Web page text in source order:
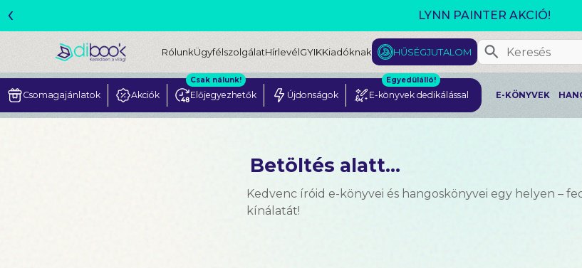
MEGJELENT! L. J. SHEN: LEGVADABB
‹
RólunkÜgyfélszolgálatHírlevélGYIKKiadóknak HŰSÉGJUTALOM
Csomagajánlatok Akciók Előjegyezhetők
Csak nálunk!
Újdonságok E-könyvek dedikálással
Egyedülálló!
E-KÖNYVEK
Betöltés alatt...
Kedvenc íróid e-könyvei és hangoskönyvei egy helyen –
kínálatát!